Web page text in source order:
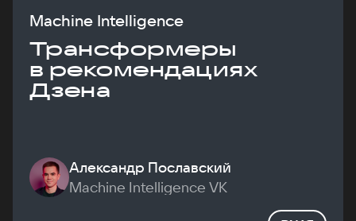
Machine Intelligence
Трансформеры
в рекомендациях
Дзена
Александр Пославский
Machine Intelligence VK